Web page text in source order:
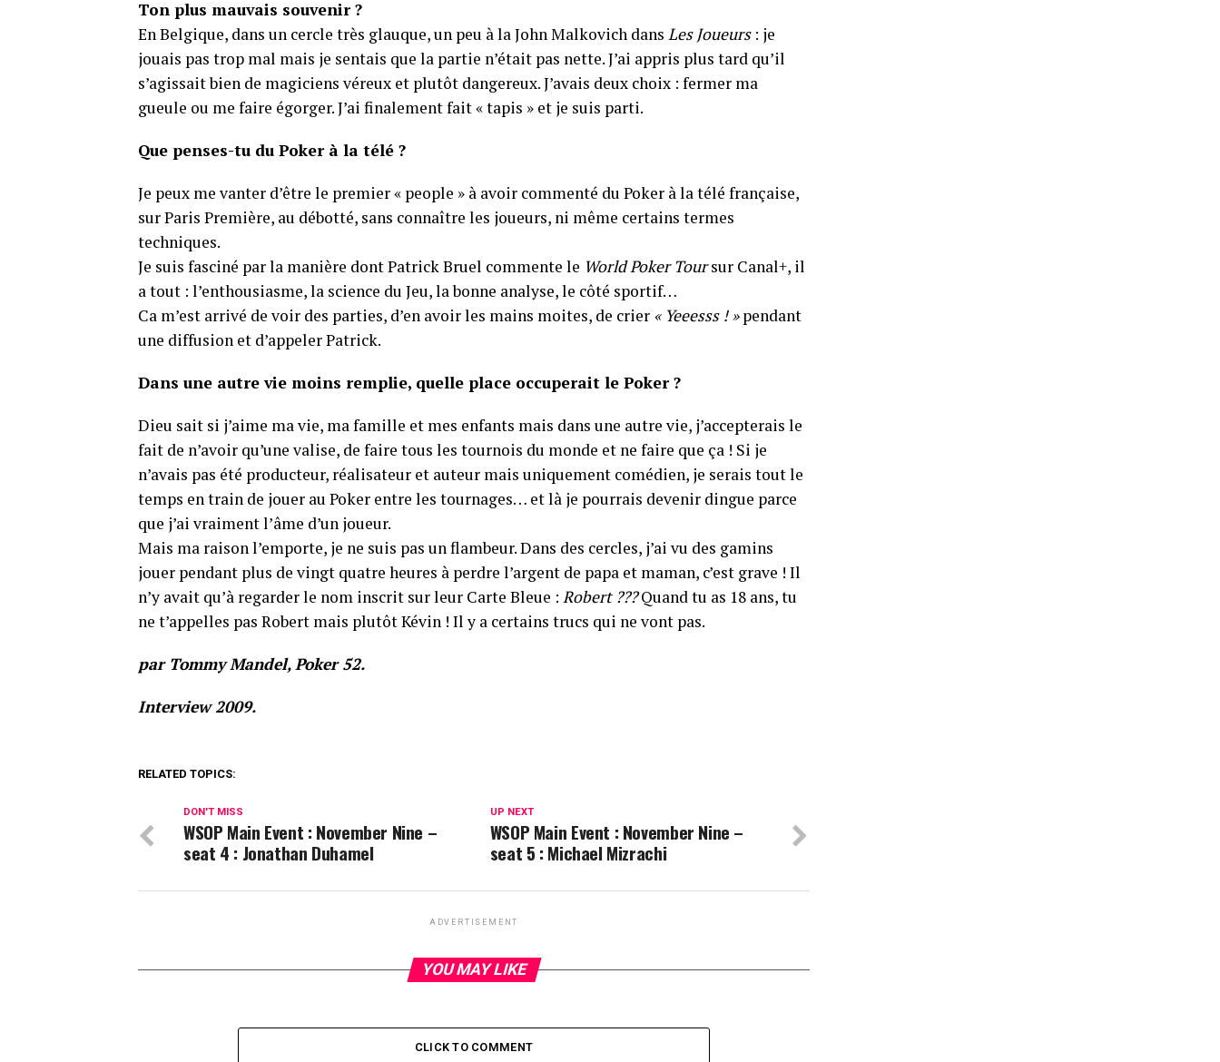
Ton plus mauvais souvenir ?
En Belgique, dans un cercle très glauque, un peu à la John Malkovich dans Les Joueurs: je
jouais pas trop mal mais je sentais que la partie n’était pas nette. J’ai appris plus tard qu’il
s’agissait bien de magiciens véreux et plutôt dangereux. J’avais deux choix : fermer ma
gueule ou me faire égorger. J’ai finalement fait « tapis » et je suis parti.
Que penses-tu du Poker à la télé ?
Je peux me vanter d’être le premier « people » à avoir commenté du Poker à la télé française,
sur Paris Première, au débotté, sans connaître les joueurs, ni même certains termes
techniques.
Je suis fasciné par la manière dont Patrick Bruel commente le World Poker Toursur Canal+, il
a tout : l’enthousiasme, la science du Jeu, la bonne analyse, le côté sportif…
Ca m’est arrivé de voir des parties, d’en avoir les mains moites, de crier « Yeeesss ! »pendant
une diffusion et d’appeler Patrick.
Dans une autre vie moins remplie, quelle place occuperait le Poker ?
Dieu sait si j’aime ma vie, ma famille et mes enfants mais dans une autre vie, j’accepterais le
fait de n’avoir qu’une valise, de faire tous les tournois du monde et ne faire que ça ! Si je
n’avais pas été producteur, réalisateur et auteur mais uniquement comédien, je serais tout le
temps en train de jouer au Poker entre les tournages… et là je pourrais devenir dingue parce
que j’ai vraiment l’âme d’un joueur.
Mais ma raison l’emporte, je ne suis pas un flambeur. Dans des cercles, j’ai vu des gamins
jouer pendant plus de vingt quatre heures à perdre l’argent de papa et maman, c’est grave ! Il
n’y avait qu’à regarder le nom inscrit sur leur Carte Bleue : Robert ???Quand tu as 18 ans, tu
ne t’appelles pas Robert mais plutôt Kévin ! Il y a certains trucs qui ne vont pas.
par Tommy Mandel, Poker 52.
Interview 2009.
RELATED TOPICS:
UP NEXT
WSOP Main Event : November Nine –
seat 5 : Michael Mizrachi
DON'T MISS
WSOP Main Event : November Nine –
seat 4 : Jonathan Duhamel
ADVERTISEMENT
YOU MAY LIKE
CLICK TO COMMENT